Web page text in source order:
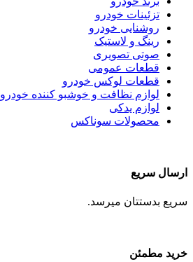
تزئینات خودرو
روشنایی خودرو
رینگ و لاستیک
صوتی تصویری
قطعات عمومی
قطعات لوکس خودرو
لوازم نظافت و خوشبو کننده خودرو
لوازم یدکی
محصولات سوناکس
ارسال سریع
سریع بدستتان میرسد.
خرید مطمئن